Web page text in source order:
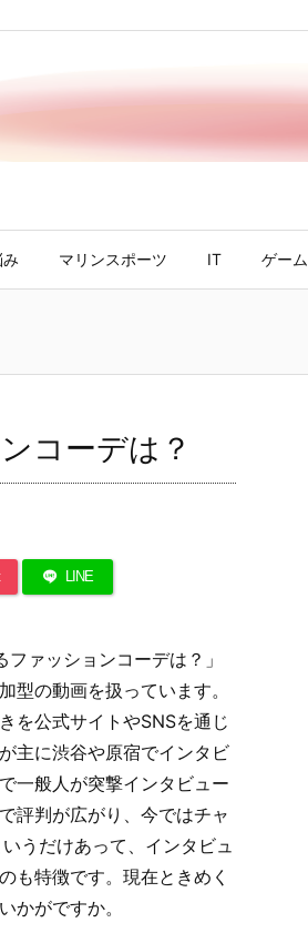
マリンスポーツ IT ゲーム
コーデは？
LINE
ァッションコーデは？」
の動画を扱っています。
を公式サイトやSNSを通じ
主に渋谷や原宿でインタビ
一般人が突撃インタビュー
評判が広がり、今ではチャ
うだけあって、インタビュ
も特徴です。現在ときめく
かがですか。